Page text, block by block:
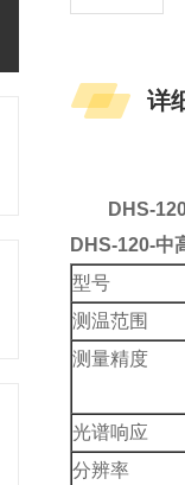
详
DHS-
DHS-120-中
型号
测温范围
测量精度
光谱响应
分辨率